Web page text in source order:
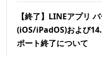
【終了】LINEアプリ
(iOS/iPadOS)および
ポート終了について